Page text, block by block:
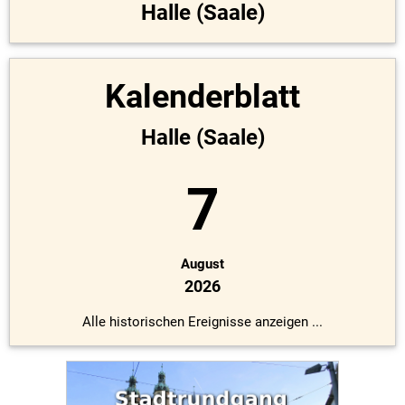
Halle (Saale)
Kalenderblatt
Halle (Saale)
7
August
2026
Alle historischen Ereignisse anzeigen ...